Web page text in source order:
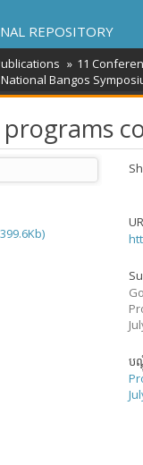
REPOSITORY
11
Bangos
programs
ប